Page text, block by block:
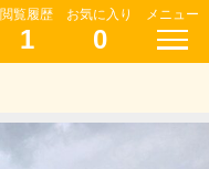
閲覧履歴
1
お気に入り
0
メニュー